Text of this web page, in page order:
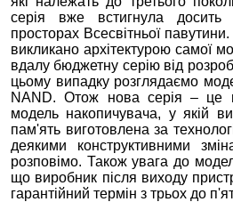
серія вже встигнула
просторах Всесвітньої
викликано архітектурою самої
вдалу бюджетну серію від
цьому випадку розглядаємо
NAND. Отож нова серія – це
модель накопичувача, у якій
пам'ять виготовлена за
деякими конструктивними
розповімо. Також увага до
що виробник після виходу
гарантійний термін з трьох до